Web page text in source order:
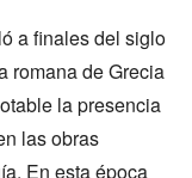
a finales del siglo
romana de Grecia
la presencia
las obras
En esta época